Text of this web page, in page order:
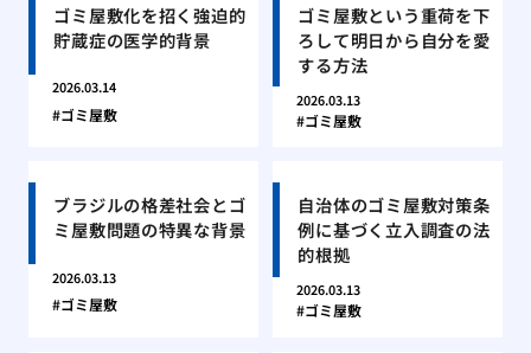
ゴミ屋敷化を招く強迫的
貯蔵症の医学的背景
2026.03.14
ゴミ屋敷
ゴミ屋敷という重荷を下
ろして明日から自分を愛
する方法
2026.03.13
ゴミ屋敷
ブラジルの格差社会とゴ
ミ屋敷問題の特異な背景
2026.03.13
ゴミ屋敷
自治体のゴミ屋敷対策条
例に基づく立入調査の法
的根拠
2026.03.13
ゴミ屋敷